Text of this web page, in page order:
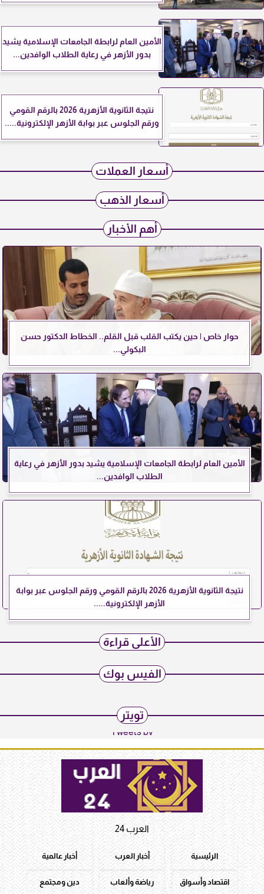
الأمين العام لرابطة الجامعات الإسلامية يشيد
بدور الأزهر في رعاية الطلاب الوافدين...
نتيجة الثانوية الأزهرية 2026 بالرقم القومي
ورقم الجلوس عبر بوابة الأزهر الإلكترونية.....
أسعار العملات
أسعار الذهب
أهم الأخبار
حوار خاص | حين يكتب القلب قبل القلم.. الخطاط الدكتور حسن
البكولي...
الأمين العام لرابطة الجامعات الإسلامية يشيد بدور الأزهر في رعاية
الطلاب الوافدين...
نتيجة الثانوية الأزهرية 2026 بالرقم القومي ورقم الجلوس عبر بوابة
الأزهر الإلكترونية.....
الأعلى قراءة
الفيس بوك
تويتر
Tweets by
العرب 24
الرئيسية أخبار العرب أخبار عالمية
اقتصاد وأسواق رياضة وألعاب دين ومجتمع